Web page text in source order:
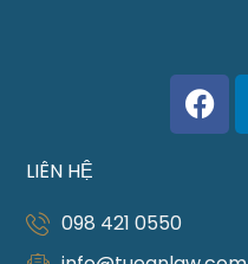
LIÊN HỆ
098 421 0550